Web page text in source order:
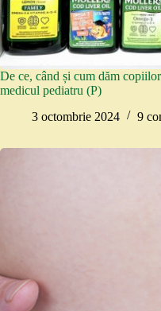
De ce, când și cum dăm
medicul pediatru (P)
3 octombrie 2024
9